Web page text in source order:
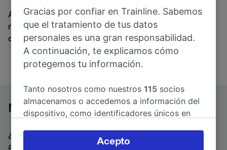
A donde quiera que vayas, tu viaje empieza con
nosotros. Encuentra billetes de más de 170
compañías de tren y autobús.
Milán a Caserta en autobús
¿Estás buscando un billete de vuelta para volver en
autobús? Visita
autobuses de Caserta a Milán
Gracias por confiar en Trainline. Sabemos
que el tratamiento de tus datos
personales es una gran responsabilidad.
A continuación, te explicamos cómo
protegemos tu información.
Tanto nosotros como nuestros115 socios
almacenamos o accedemos a información del
dispositivo, como identificadores únicos en
Puedes aceptar o administrar tus preferencias
Acepto